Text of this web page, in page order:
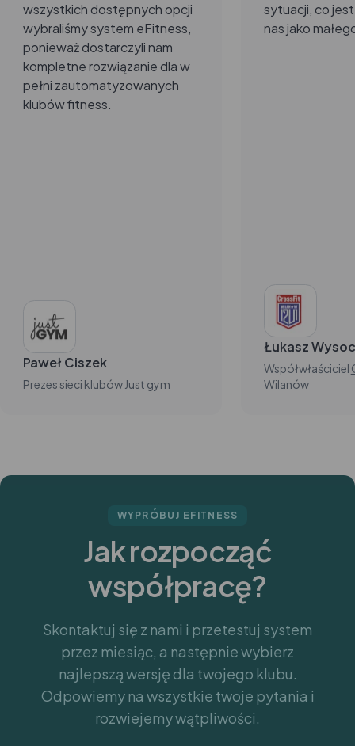
wszystkich dostępnych opcji
wybraliśmy system eFitness,
ponieważ dostarczyli nam
kompletne rozwiązanie dla w
pełni zautomatyzowanych
klubów fitness.
Paweł Ciszek
Prezes sieci klubów Just gym
sytuacji, co
nas jako
Łukasz
Współwłaściciel
Wilanów
WYPRÓBUJ EFITNESS
Jak rozpocząć
współpracę?
Skontaktuj się z nami i przetestuj system
przez miesiąc, a następnie wybierz
najlepszą wersję dla twojego klubu.
Odpowiemy na wszystkie twoje pytania i
rozwiejemy wątpliwości.